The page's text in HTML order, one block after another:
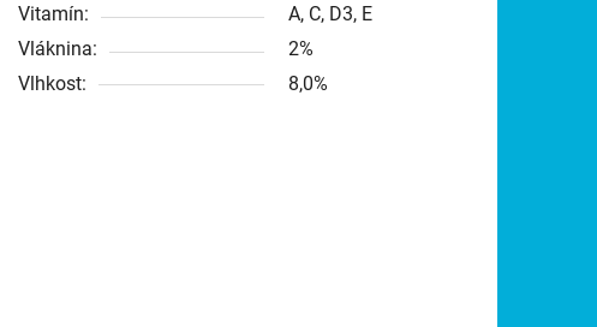
Vitamín:
A, C, D3, E
Vláknina:
2%
Vlhkost:
8,0%